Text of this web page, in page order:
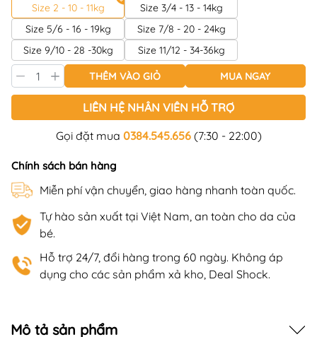
Size 2 - 10 - 11kg
Size 3/4 - 13 - 14kg
Size 5/6 - 16 - 19kg
Size 7/8 - 20 - 24kg
Size 9/10 - 28 -30kg
Size 11/12 - 34-36kg
THÊM VÀO GIỎ MUA NGAY
LIÊN HỆ NHÂN VIÊN HỖ TRỢ
Gọi đặt mua 0384.545.656(7:30 - 22:00)
Chính sách bán hàng
Miễn phí vận chuyển, giao hàng nhanh toàn quốc.
Tự hào sản xuất tại Việt Nam, an toàn cho da của
bé.
Hỗ trợ 24/7, đổi hàng trong 60 ngày. Không áp
dụng cho các sản phẩm xả kho, Deal Shock.
Mô tả sản phẩm